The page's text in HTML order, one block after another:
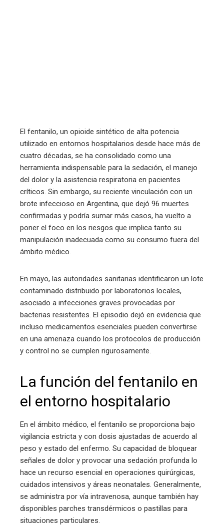
El fentanilo, un opioide sintético de alta potencia
utilizado en entornos hospitalarios desde hace más de
cuatro décadas, se ha consolidado como una
herramienta indispensable para la sedación, el manejo
del dolor y la asistencia respiratoria en pacientes
críticos. Sin embargo, su reciente vinculación con un
brote infeccioso en Argentina, que dejó 96 muertes
confirmadas y podría sumar más casos, ha vuelto a
poner el foco en los riesgos que implica tanto su
manipulación inadecuada como su consumo fuera del
ámbito médico.
En mayo, las autoridades sanitarias identificaron un lote
contaminado distribuido por laboratorios locales,
asociado a infecciones graves provocadas por
bacterias resistentes. El episodio dejó en evidencia que
incluso medicamentos esenciales pueden convertirse
en una amenaza cuando los protocolos de producción
y control no se cumplen rigurosamente.
La función del fentanilo en
el entorno hospitalario
En el ámbito médico, el fentanilo se proporciona bajo
vigilancia estricta y con dosis ajustadas de acuerdo al
peso y estado del enfermo. Su capacidad de bloquear
señales de dolor y provocar una sedación profunda lo
hace un recurso esencial en operaciones quirúrgicas,
cuidados intensivos y áreas neonatales. Generalmente,
se administra por vía intravenosa, aunque también hay
disponibles parches transdérmicos o pastillas para
situaciones particulares.